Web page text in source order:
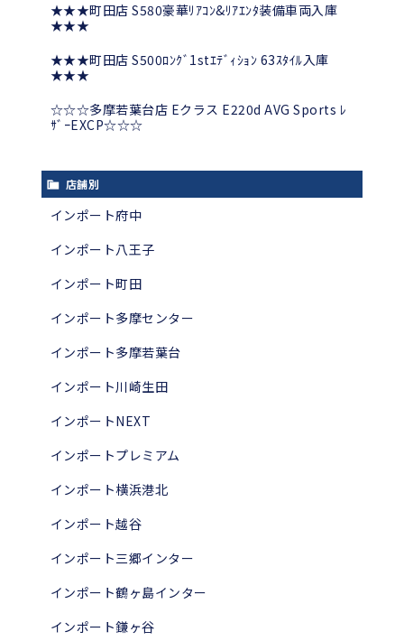
★★★町田店 S580豪華ﾘｱｺﾝ&ﾘｱｴﾝﾀ装備車両入庫
★★★
★★★町田店 S500ﾛﾝｸﾞ1stｴﾃﾞｨｼｮﾝ 63ｽﾀｲﾙ入庫
★★★
☆☆☆多摩若葉台店 Eクラス E220d AVG Sports ﾚ
ｻﾞｰEXCP☆☆☆
店舗別
インポート府中
インポート八王子
インポート町田
インポート多摩センター
インポート多摩若葉台
インポート川崎生田
インポートNEXT
インポートプレミアム
インポート横浜港北
インポート越谷
インポート三郷インター
インポート鶴ヶ島インター
インポート鎌ヶ谷